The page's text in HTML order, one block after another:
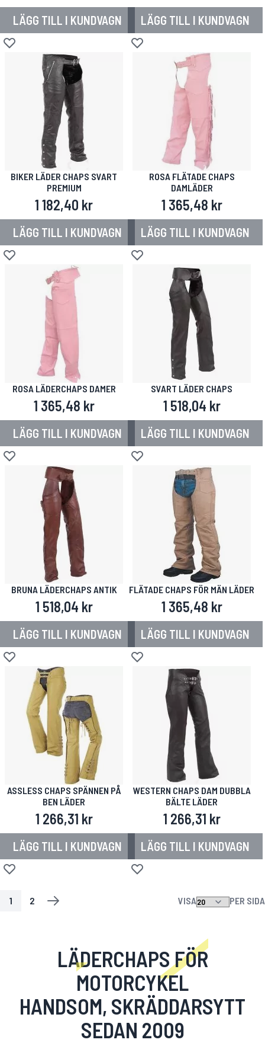
LÄGG TILL I KUNDVAGN
Lägg till i önskelista
LÄGG TILL I KUNDVAGN
Lägg till i önskelista
BIKER LÄDER CHAPS SVART
PREMIUM
1 182,40 kr
LÄGG TILL I KUNDVAGN
Lägg till i önskelista
ROSA FLÄTADE CHAPS
DAMLÄDER
1 365,48 kr
LÄGG TILL I KUNDVAGN
Lägg till i önskelista
ROSA LÄDERCHAPS DAMER
1 365,48 kr
LÄGG TILL I KUNDVAGN
Lägg till i önskelista
SVART LÄDER CHAPS
1 518,04 kr
LÄGG TILL I KUNDVAGN
Lägg till i önskelista
BRUNA LÄDERCHAPS ANTIK
1 518,04 kr
LÄGG TILL I KUNDVAGN
Lägg till i önskelista
FLÄTADE CHAPS FÖR MÄN LÄDER
1 365,48 kr
LÄGG TILL I KUNDVAGN
Lägg till i önskelista
ASSLESS CHAPS SPÄNNEN PÅ
BEN LÄDER
1 266,31 kr
LÄGG TILL I KUNDVAGN
Lägg till i önskelista
WESTERN CHAPS DAM DUBBLA
BÄLTE LÄDER
1 266,31 kr
LÄGG TILL I KUNDVAGN
Lägg till i önskelista
SIDAYOU'RE CURRENTLY READING PAGE
1
SIDA
2
SIDA
NÄSTA
VISA PER SIDA
LÄDERCHAPS FÖR
MOTORCYKEL
HANDSOM, SKRÄDDARSYTT
SEDAN 2009